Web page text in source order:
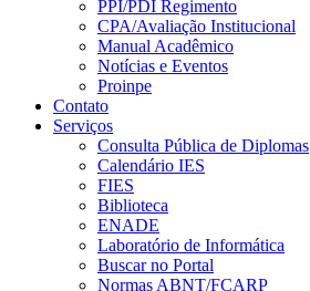
PPI/PDI Regimento
CPA/Avaliação Institucional
Manual Acadêmico
Notícias e Eventos
Proinpe
Contato
Serviços
Consulta Pública de Diplomas
Calendário IES
FIES
Biblioteca
ENADE
Laboratório de Informática
Buscar no Portal
Normas ABNT/FCARP